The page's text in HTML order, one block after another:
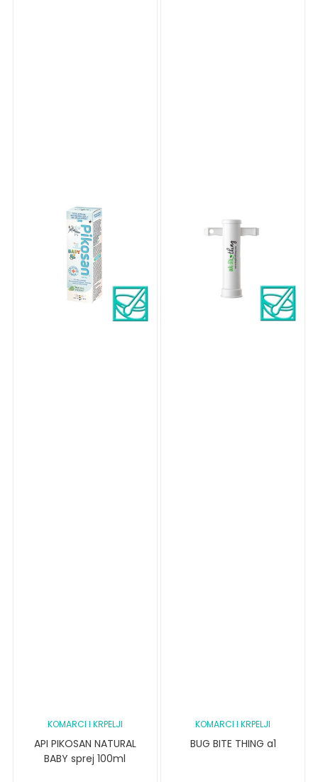
KOMARCI I KRPELJI
API PIKOSAN NATURAL
BABY sprej 100ml
KOMARCI I KRPELJI
BUG BITE THING a1